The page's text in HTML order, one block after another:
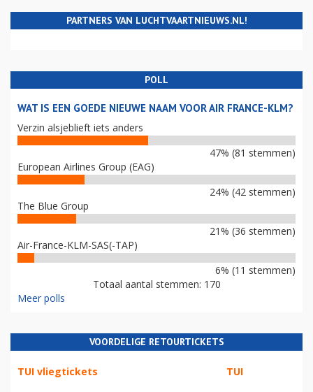
PARTNERS VAN LUCHTVAARTNIEUWS.NL!
POLL
WAT IS EEN GOEDE NIEUWE NAAM VOOR AIR FRANCE-KLM?
Verzin alsjeblieft iets anders
47% (81 stemmen)
European Airlines Group (EAG)
24% (42 stemmen)
The Blue Group
21% (36 stemmen)
Air-France-KLM-SAS(-TAP)
6% (11 stemmen)
Totaal aantal stemmen: 170
Meer polls
VOORDELIGE RETOURTICKETS
TUI vliegtickets TUI